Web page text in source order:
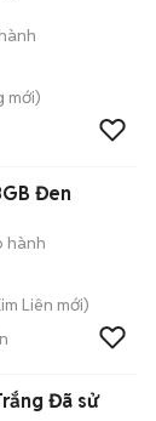
mới)
Đen
hành
Liên mới)
Đã sử